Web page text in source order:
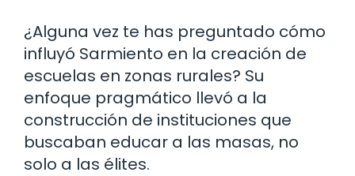
¿Alguna vez te has preguntado cómo
influyó Sarmiento en la creación de
escuelas en zonas rurales? Su
enfoque pragmático llevó a la
construcción de instituciones que
buscaban educar a las masas, no
solo a las élites.